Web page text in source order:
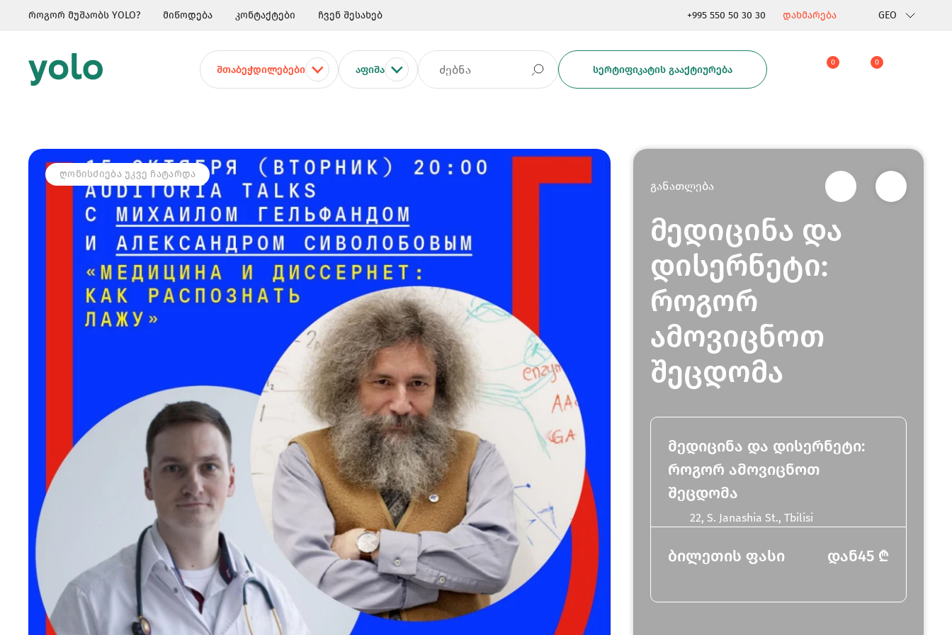
როგორ მუშაობს YOLO? მიწოდება კონტაქტები ჩვენ შესახებ +995 550 50 30 30 დახმარება GEO
Rus
ᲨᲗᲐᲑᲔᲭᲓᲘᲚᲔᲑᲔᲑᲘ ᲐᲤᲘᲨᲐ ᲡᲔᲠᲢᲘᲤᲘᲙᲐᲢᲘᲡ ᲒᲐᲐᲥᲢᲘᲣᲠᲔᲑᲐ
0 0
ᲦᲝᲜᲘᲡᲫᲘᲔᲑᲐ ᲣᲙᲕᲔ ᲩᲐᲢᲐᲠᲓᲐ
განათლება
მედიცინა და
დისერნეტი:
როგორ
ამოვიცნოთ
შეცდომა
მედიცინა და დისერნეტი:
როგორ ამოვიცნოთ
შეცდომა
22, S. Janashia St., Tbilisi
ბილეთის ფასი დან45 ₾